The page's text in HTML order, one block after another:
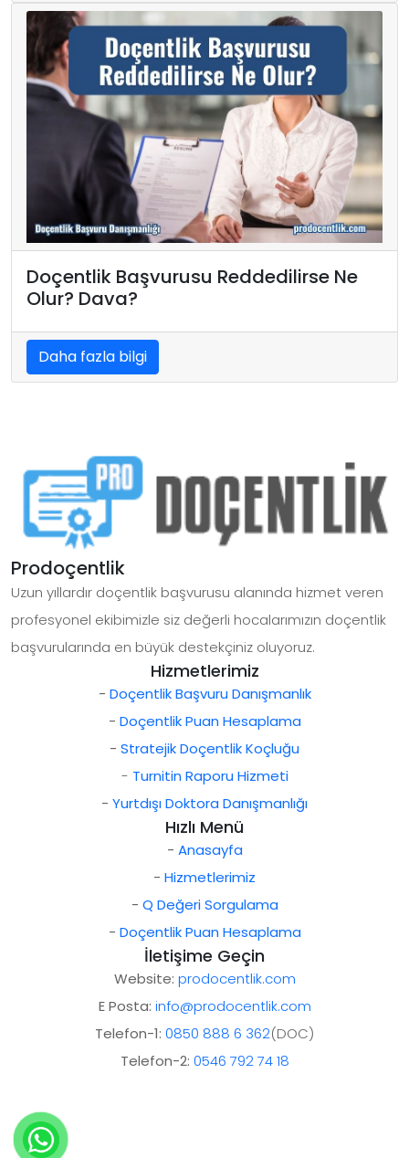
Doçentlik Başvurusu Reddedilirse Ne
Olur? Dava?
Daha fazla bilgi
Prodoçentlik
Uzun yıllardır doçentlik başvurusu alanında hizmet veren
profesyonel ekibimizle siz değerli hocalarımızın doçentlik
başvurularında en büyük destekçiniz oluyoruz.
Hizmetlerimiz
- Doçentlik Başvuru Danışmanlık
- Doçentlik Puan Hesaplama
- Stratejik Doçentlik Koçluğu
- Turnitin Raporu Hizmeti
- Yurtdışı Doktora Danışmanlığı
Hızlı Menü
- Anasayfa
- Hizmetlerimiz
- Q Değeri Sorgulama
- Doçentlik Puan Hesaplama
İletişime Geçin
Website: prodocentlik.com
E Posta: info@prodocentlik.com
Telefon-1: 0850 888 6 362(DOC)
Telefon-2: 0546 792 74 18